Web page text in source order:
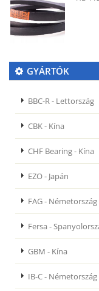
GYÁRTÓK
BBC-R - Lettország
CBK - Kína
CHF Bearing - Kína
EZO - Japán
FAG - Németország
Fersa -
GBM - Kína
IB-C - Németország